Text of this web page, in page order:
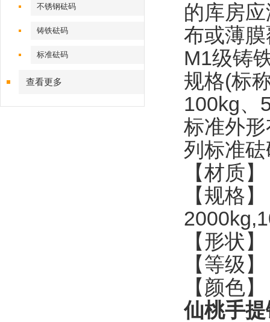
不锈钢砝码
铸铁砝码
标准砝码
查看更多
的库房
布或薄
M1级铸
规格(标
100kg、
标准外
列标准
【材质
【规格
【形状
【等级
【颜色
仙桃手